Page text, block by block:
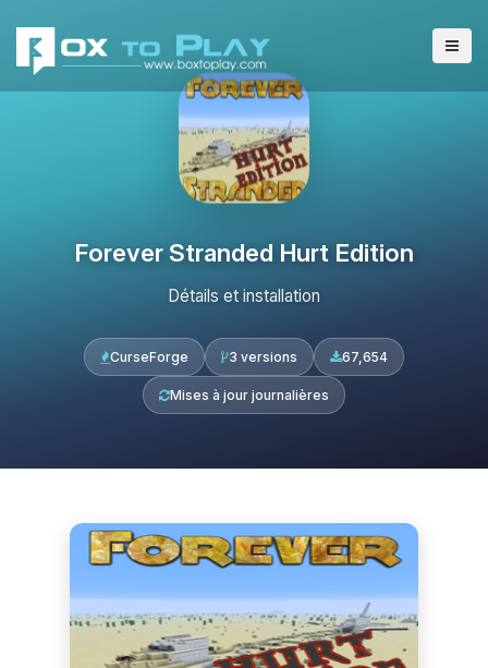
Forever Stranded Hurt Edition
Détails et installation
CurseForge 3 versions 67,654
Mises à jour journalières